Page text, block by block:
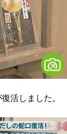
活しました。